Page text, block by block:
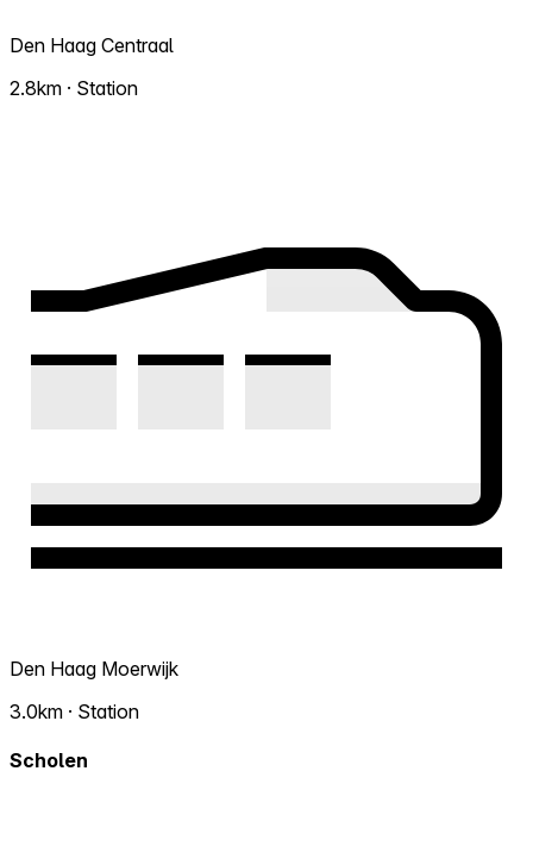
Den Haag Centraal
2.8km · Station
Den Haag Moerwijk
3.0km · Station
Scholen